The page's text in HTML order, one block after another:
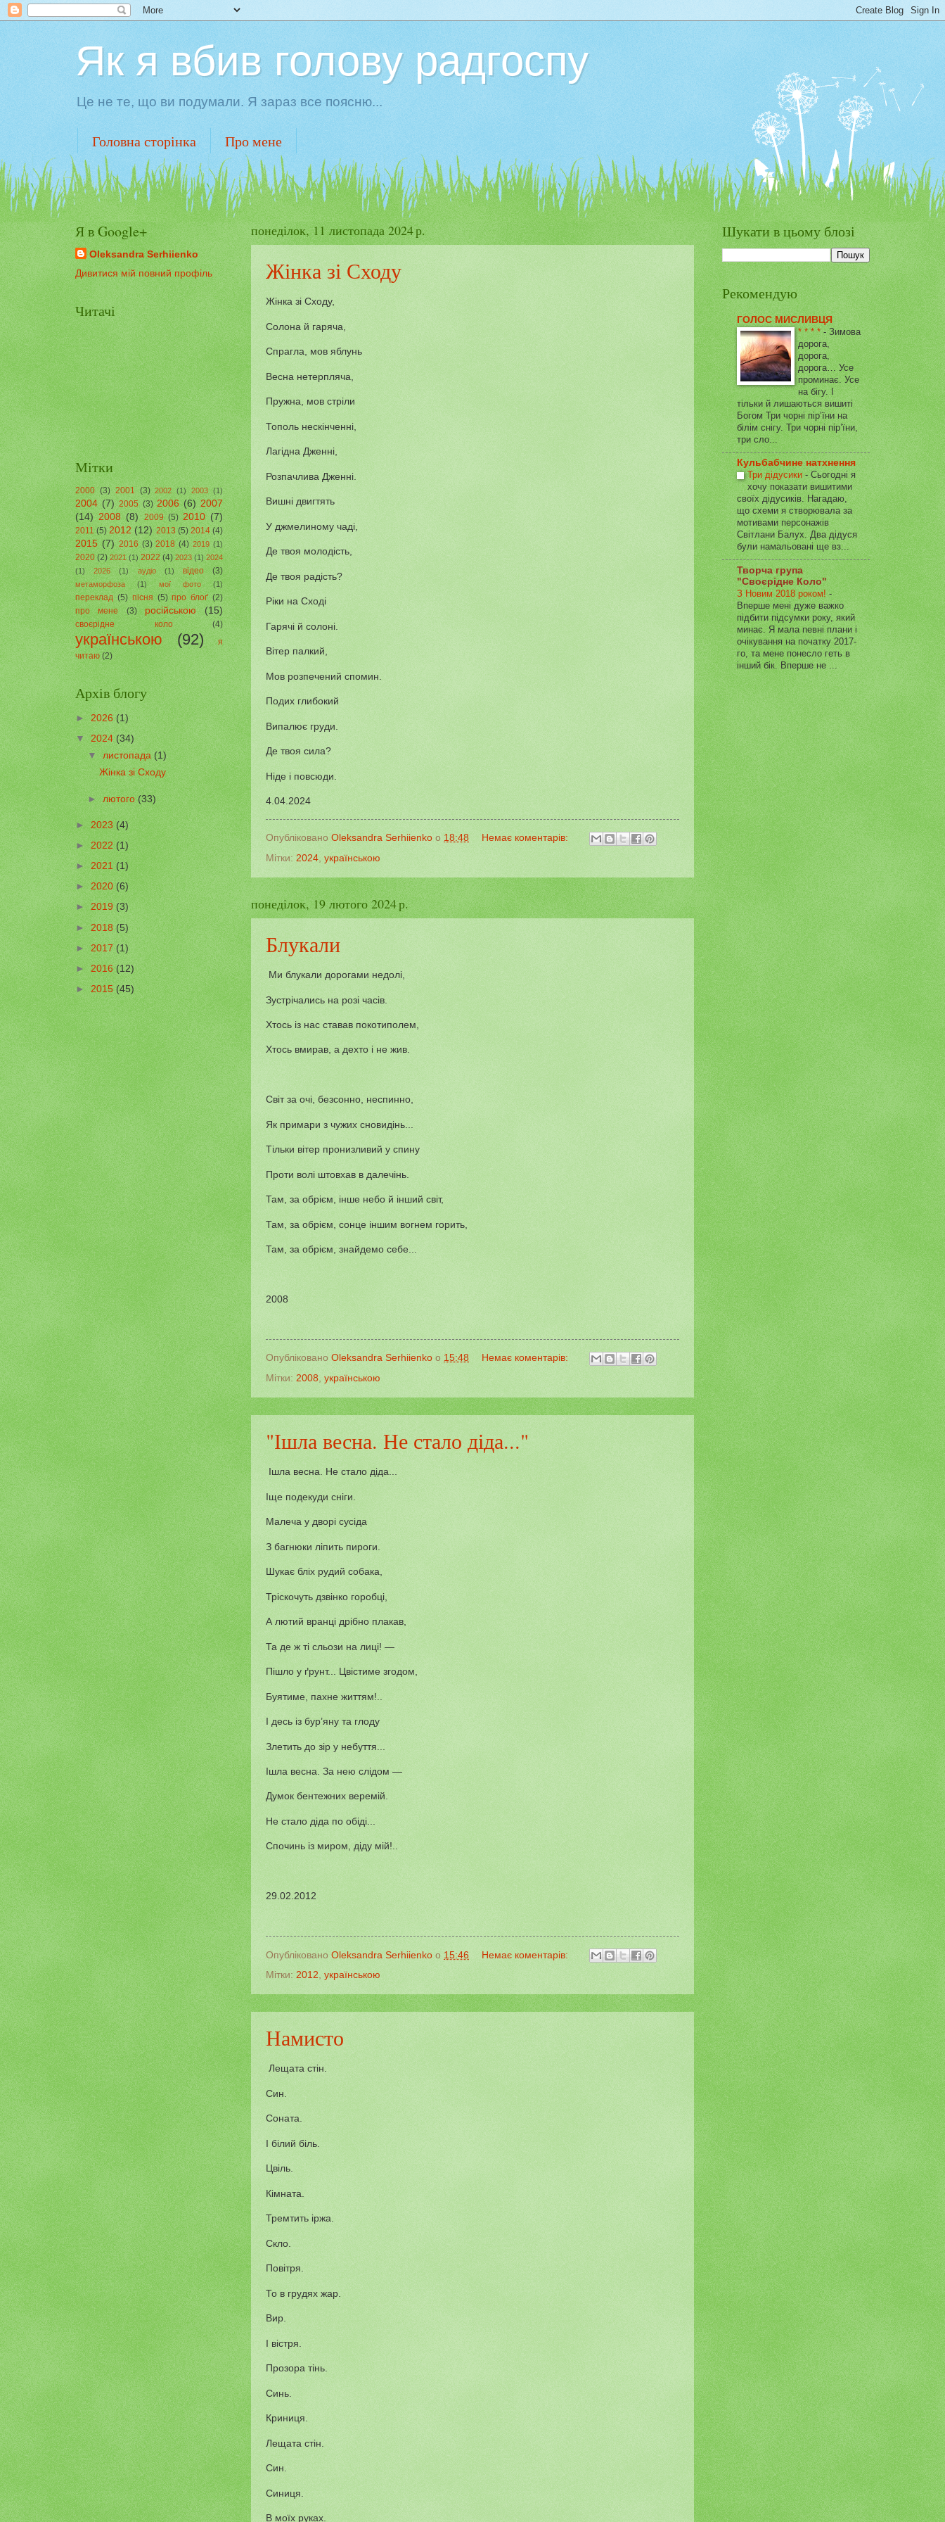
Як я вбив голову радгоспу
Це не те, що ви подумали. Я зараз все поясню...
Головна сторінка Про мене
понеділок, 11 листопада 2024 р.
Жінка зі Сходу
Жінка зі Сходу,
Солона й гаряча,
Спрагла, мов яблунь
Весна нетерпляча,
Пружна, мов стріли
Тополь нескінченні,
Лагідна Дженні,
Розпачлива Дженні.
Вишні двигтять
У джмелиному чаді,
Де твоя молодість,
Де твоя радість?
Ріки на Сході
Гарячі й солоні.
Вітер палкий,
Мов розпечений спомин.
Подих глибокий
Випалює груди.
Де твоя сила?
Ніде і повсюди.
4.04.2024
Опубліковано Oleksandra Serhiienko о 18:48
Немає коментарів:
Мітки: 2024 українською
понеділок, 19 лютого 2024 р.
Блукали
Ми блукали дорогами недолі,
Зустрічались на розі часів.
Хтось із нас ставав покотиполем,
Хтось вмирав, а дехто і не жив.
Світ за очі, безсонно, неспинно,
Як примари з чужих сновидінь...
Тільки вітер пронизливий у спину
Проти волі штовхав в далечінь.
Там, за обрієм, інше небо й інший світ,
Там, за обрієм, сонце іншим вогнем горить,
Там, за обрієм, знайдемо себе...
2008
Опубліковано Oleksandra Serhiienko о 15:48
Немає коментарів:
Мітки: 2008 українською
"Ішла весна. Не стало діда..."
Ішла весна. Не стало діда...
Іще подекуди сніги.
Малеча у дворі сусіда
З багнюки ліпить пироги.
Шукає бліх рудий собака,
Тріскочуть дзвінко горобці,
А лютий вранці дрібно плакав,
Та де ж ті сльози на лиці! —
Пішло у ґрунт... Цвістиме згодом,
Буятиме, пахне життям!..
І десь із бур’яну та глоду
Злетить до зір у небуття...
Ішла весна. За нею слідом —
Думок бентежних веремій.
Не стало діда по обіді...
Спочинь із миром, діду мій!..
29.02.2012
Опубліковано Oleksandra Serhiienko о 15:46
Немає коментарів:
Мітки: 2012 українською
Намисто
Лещата стін.
Син.
Соната.
І білий біль.
Цвіль.
Кімната.
Тремтить іржа.
Скло.
Повітря.
То в грудях жар.
Вир.
І вістря.
Прозора тінь.
Синь.
Криниця.
Лещата стін.
Син.
Синиця.
В моїх руках.
Я в Google+
Oleksandra Serhiienko
Дивитися мій повний профіль
Читачі
Мітки
2000 (3) 2001 (3) 2002 (1) 2003 (1)
2004 (7) 2005 (3) 2006 (6) 2007
(14) 2008 (8) 2009 (5) 2010 (7)
2011 (5) 2012 (12) 2013 (5) 2014 (4)
2015 (7) 2016 (3) 2018 (4) 2019 (1)
2020 (2) 2021 (1) 2022 (4) 2023 (1) 2024
(1)
2026 (1) аудіо (1) відео (3)
метаморфоза (1) мої фото (1)
переклад (5) пісня (5) про блоґ (2)
про мене
(3) російською (15)
своєрідне коло (4)
українською (92)
я
читаю (2)
Архів блогу
►2026(1)
▼2024(34)
▼листопада(1)
Жінка зі Сходу
►лютого(33)
►2023 (4)
►2022 (1)
►2021(1)
►2020(6)
►2019(3)
►2018(5)
►2017(1)
►2016(12)
►2015(45)
Шукати в цьому блозі
Рекомендую
ГОЛОС МИСЛИВЦЯ
* * * *-Зимова
дорога,
дорога,
дорога… Усе
проминає. Усе
на бігу. І
тільки й лишаються вишиті
Богом Три чорні пір’їни на
білім снігу. Три чорні пір’їни,
три сло...
Кульбабчине натхнення
Три дідусики-Сьогодні я
хочу показати вишитими
своїх дідусиків. Нагадаю,
що схеми я створювала за
мотивами персонажів
Світлани Балух. Два дідуся
були намальовані ще вз...
Творча група
"Своєрідне Коло"
З Новим 2018 роком!-
Вперше мені дуже важко
підбити підсумки року, який
минає. Я мала певні плани і
очікування на початку 2017-
го, та мене понесло геть в
інший бік. Вперше не ...